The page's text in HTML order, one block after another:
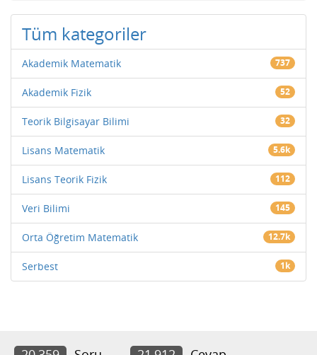
Tüm kategoriler
Akademik Matematik 737
Akademik Fizik 52
Teorik Bilgisayar Bilimi 32
Lisans Matematik 5.6k
Lisans Teorik Fizik 112
Veri Bilimi 145
Orta Öğretim Matematik 12.7k
Serbest 1k